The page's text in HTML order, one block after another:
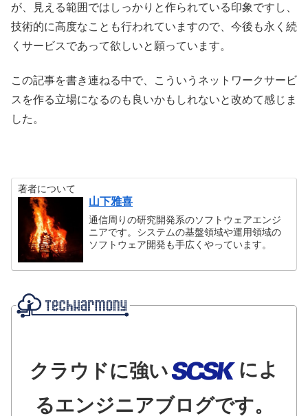
が、見える範囲ではしっかりと作られている印象ですし、
技術的に高度なことも行われていますので、今後も永く続
くサービスであって欲しいと願っています。
この記事を書き連ねる中で、こういうネットワークサービ
スを作る立場になるのも良いかもしれないと改めて感じま
した。
著者について
山下雅喜
通信周りの研究開発系のソフトウェアエンジ
ニアです。システムの基盤領域や運用領域の
ソフトウェア開発も手広くやっています。
クラウドに強い
によ
るエンジニアブログです。